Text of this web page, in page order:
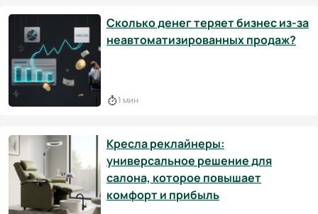
Сколько денег теряет бизнес из-за
неавтоматизированных продаж?
1 мин
Кресла реклайнеры:
универсальное решение для
салона, которое повышает
комфорт и прибыль